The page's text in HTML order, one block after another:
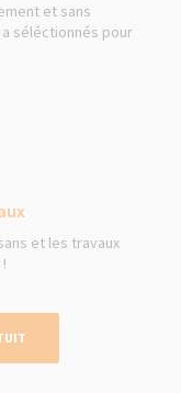
et sans
séléctionnés pour
et les travaux